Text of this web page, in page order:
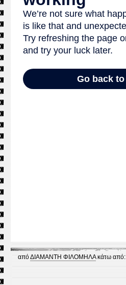
απόΔΙΑΜΑΝΤΗ ΦΙΛΟΜΗΛΑκάτω από: